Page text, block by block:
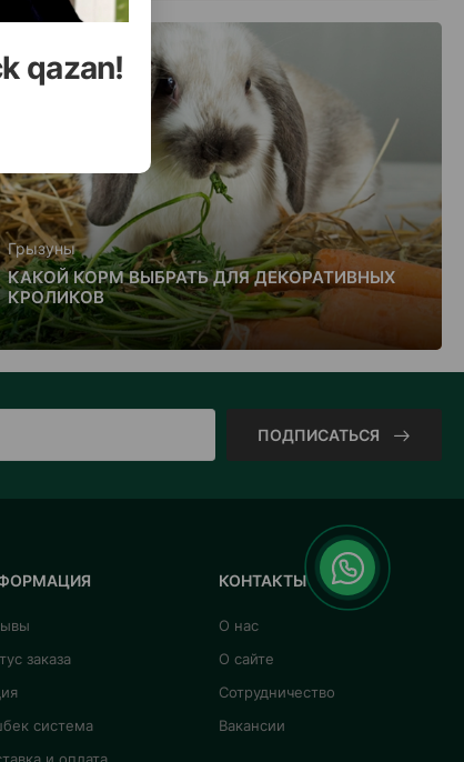
qazan!
Грызуны
КАКОЙ КОРМ ВЫБРАТЬ ДЛЯ ДЕКОРАТИВНЫХ
КРОЛИКОВ
ПОДПИСАТЬСЯ
заказа
система
и оплата
КОНТАКТЫ
О нас
О сайте
Сотрудничество
Вакансии